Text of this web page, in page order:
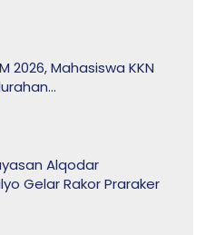
2026, Mahasiswa KKN
Alqodar
Gelar Rakor Praraker